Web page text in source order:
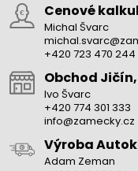
Cenové
Michal Švarc
+420 723 470 244
Obchod
Ivo Švarc
+420 774 301 333
info@zamecky.cz
Výroba
Adam Zeman